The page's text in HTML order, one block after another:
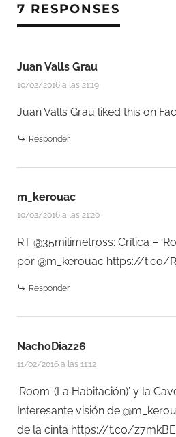
7 RESPONSES
Juan Valls Grau
10/02/2016 a las 21:19
Juan Valls Grau liked this on
Responder
m_kerouac
10/02/2016 a las 21:20
RT @35milimetross: Crítica –
por @m_kerouac https://t.co/
Responder
NachoDiaz26
11/02/2016 a las 11:12
‘Room’ (La Habitación)’ y la
Interesante visión de
de la cinta https://t.co/